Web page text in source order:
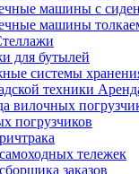
машины с
машины
для бутылей
системы
погрузчиков
тележек
заказов